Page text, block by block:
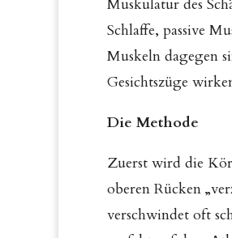
Muskulatur des
Schlaffe, passive
Muskeln dagegen
Gesichtszüge
Die Methode
Zuerst wird die
oberen Rücken
verschwindet oft